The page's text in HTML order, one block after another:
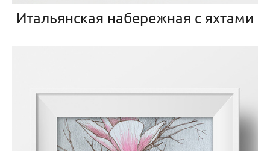
Итальянская набережная с яхтами